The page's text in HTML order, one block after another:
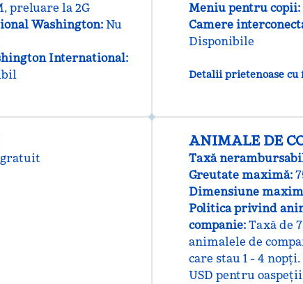
preluare la 2G
Washington: Nu
International:
Meniu pentru copii:
Camere
Disponibile
Detalii prietenoase cu
ANIMALE DE
Taxă
Greutate maximă:
Dimensiune
Politica privind
companie: Taxă de
animalele de
care stau 1 - 4 nopți.
USD pentru